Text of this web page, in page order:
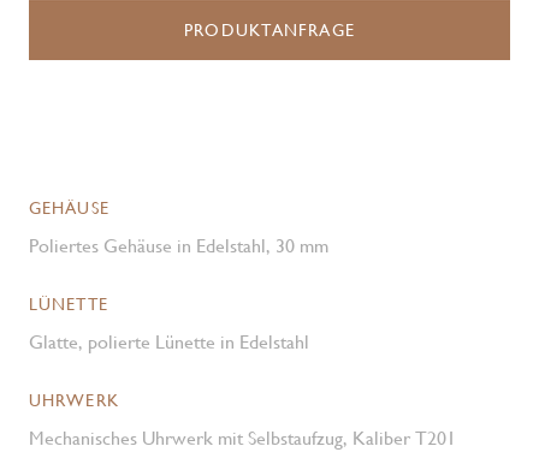
PRODUKTANFRAGE
GEHÄUSE
Poliertes Gehäuse in Edelstahl, 30 mm
LÜNETTE
Glatte, polierte Lünette in Edelstahl
UHRWERK
Mechanisches Uhrwerk mit Selbstaufzug, Kaliber T201